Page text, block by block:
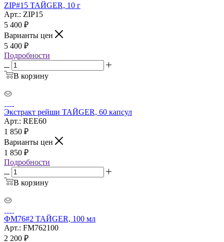
ZIP#15 ТАЙGER, 10 г
Арт.: ZIP15
5 400 ₽
Варианты цен
5 400 ₽
Подробности
В корзину
Экстракт рейши ТАЙGER, 60 капсул
Арт.: REE60
1 850 ₽
Варианты цен
1 850 ₽
Подробности
В корзину
ФМ76#2 ТАЙGER, 100 мл
Арт.: FM762100
2 200 ₽